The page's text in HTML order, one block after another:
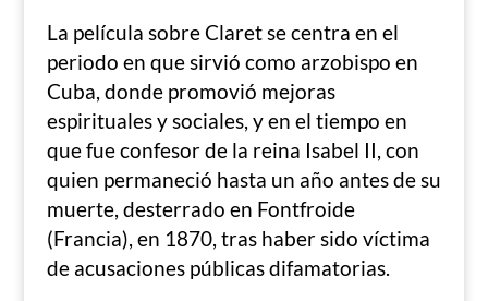
La película sobre Claret se centra en el
periodo en que sirvió como arzobispo en
Cuba, donde promovió mejoras
espirituales y sociales, y en el tiempo en
que fue confesor de la reina Isabel II, con
quien permaneció hasta un año antes de su
muerte, desterrado en Fontfroide
(Francia), en 1870, tras haber sido víctima
de acusaciones públicas difamatorias.